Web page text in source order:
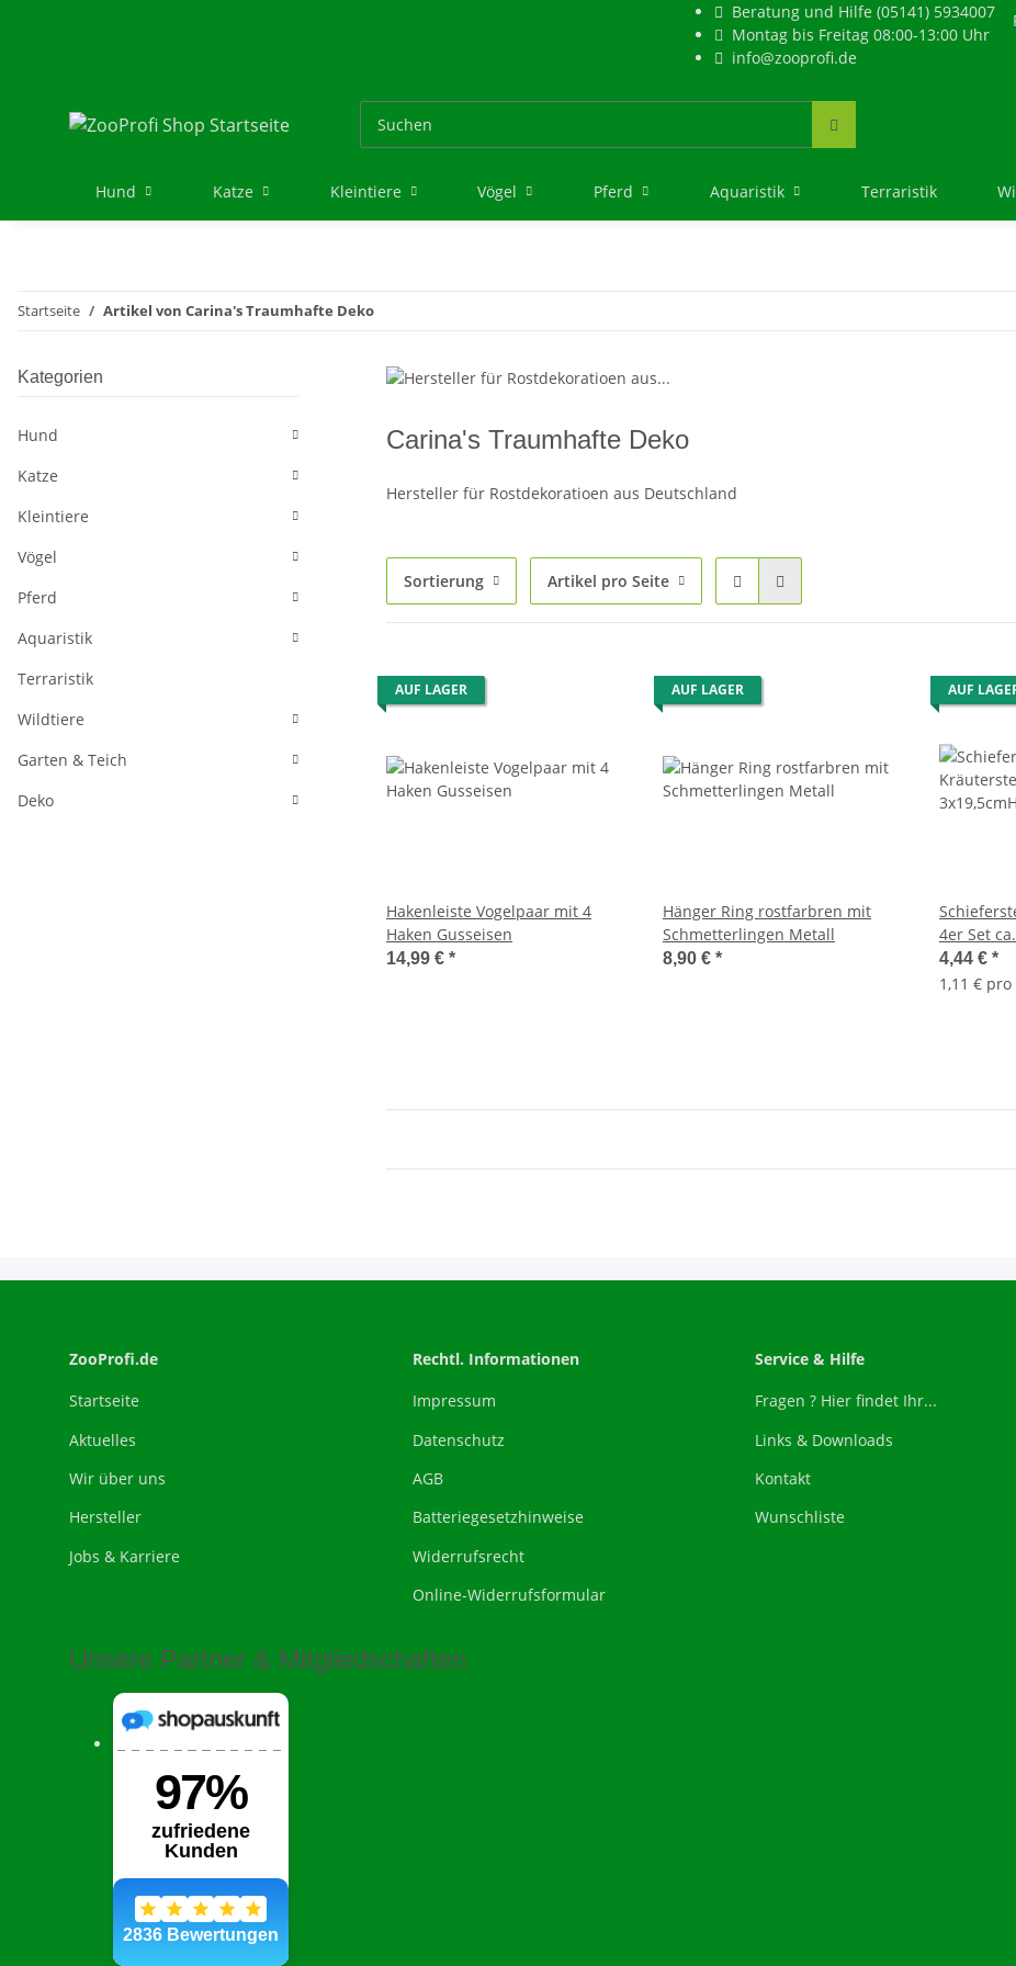
Beratung und Hilfe (05141) 5934007
Montag bis Freitag 08:00-13:00 Uhr
info@zooprofi.de
Hund Katze Kleintiere Vögel Pferd Aquaristik Terraristik
Startseite Artikel von Carina's Traumhafte Deko
Carina's Traumhafte Deko
Hersteller für Rostdekoratioen aus Deutschland
Sortierung Artikel pro Seite
AUF LAGER
Hakenleiste Vogelpaar mit 4
Haken Gusseisen
14,99 € *
AUF LAGER
Hänger Ring rostfarbren mit
Schmetterlingen Metall
8,90 € *
AUF
4er Set
4,44 € *
1,11 €
Kategorien
Hund
Katze
Kleintiere
Vögel
Pferd
Aquaristik
Terraristik
Wildtiere
Garten & Teich
Deko
ZooProfi.de
Startseite
Aktuelles
Wir über uns
Hersteller
Jobs & Karriere
Rechtl. Informationen
Impressum
Datenschutz
AGB
Batteriegesetzhinweise
Widerrufsrecht
Online-Widerrufsformular
Service & Hilfe
Fragen ? Hier findet Ihr...
Links & Downloads
Kontakt
Wunschliste
Unsere Partner & Mitgliedschaften